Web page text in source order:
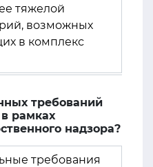
тяжелой
возможных
в комплекс
требований
рамках
надзора?
требования